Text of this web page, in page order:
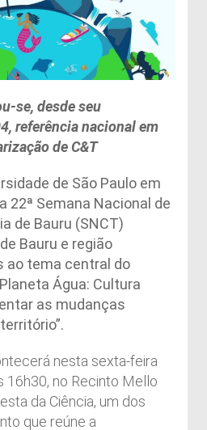
se, desde seu
referência nacional em
de C&T
de São Paulo em
22ª Semana Nacional de
de Bauru (SNCT)
Bauru e região
ao tema central do
Água: Cultura
as mudanças
nesta sexta-feira
16h30, no Recinto Mello
da Ciência, um dos
que reúne a